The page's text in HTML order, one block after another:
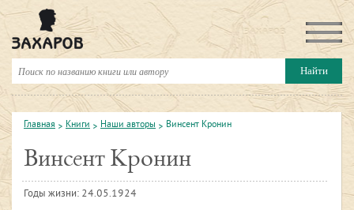
Главная Книги Наши авторы Винсент Кронин
Винсент Кронин
Годы жизни: 24.05.1924